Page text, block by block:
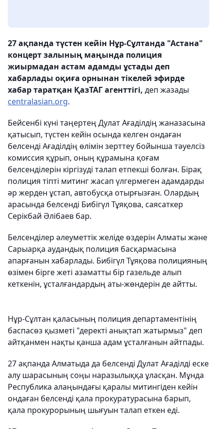
27 ақпанда түстен кейін Нұр-Сұлтанда "Астана"
концерт залының маңында полиция
жиырмадан астам адамды ұстады деп
хабарлады оқиға орнынан тікелей эфирде
хабар таратқан ҚазТАГ агенттігі, деп жазады
centralasian.org.
Бейсенбі күні таңертең Дулат Ағаділдің жаназасына
қатысып, түстен кейін осында келген ондаған
белсенді Ағаділдің өлімін зерттеу бойынша тәуелсіз
комиссия құрып, оның құрамына қоғам
белсенділерін кіргізуді талап етпекші болған. Бірақ
полиция тіпті митинг жасап үлгермеген адамдарды
әр жерден ұстап, автобусқа отырғызған. Олардың
арасында белсенді Бибігүл Тұяқова, саясаткер
Серікбай Әлібаев бар.
Белсенділер әлеуметтік желіде өздерін Алматы және
Сарыарқа аудандық полиция басқармасына
апарғанын хабарлады. Бибігүл Тұяқова полицияның
өзімен бірге жеті азаматты бір газельде алып
кеткенін, ұсталғандардың аты-жөндерін де айтты.
Нұр-Сұлтан қаласының полиция департаментінің
баспасөз қызметі "деректі анықтап жатырмыз" деп
айтқанмен нақты қанша адам ұсталғанын айтпады.
27 ақпанда Алматыда да белсенді Дулат Ағаділді еске
алу шарасының соңы наразылыққа ұласқан. Мұнда
Республика алаңындағы қаралы митингіден кейін
ондаған белсенді қала прокуратурасына барып,
қала прокурорының шығуын талап еткен еді.